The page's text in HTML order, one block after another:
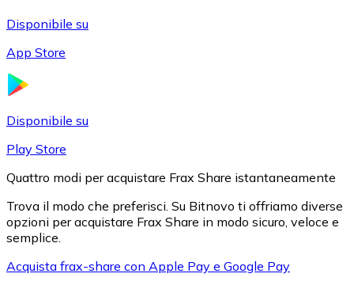
Disponibile su
App Store
Disponibile su
Play Store
Quattro modi per acquistare Frax Share istantaneamente
Trova il modo che preferisci. Su Bitnovo ti offriamo diverse
opzioni per acquistare Frax Share in modo sicuro, veloce e
semplice.
Acquista frax-share con Apple Pay e Google Pay